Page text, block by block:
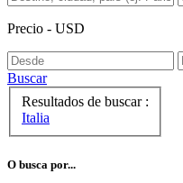
Precio - USD
Buscar
Resultados de buscar :
Italia
O busca por...